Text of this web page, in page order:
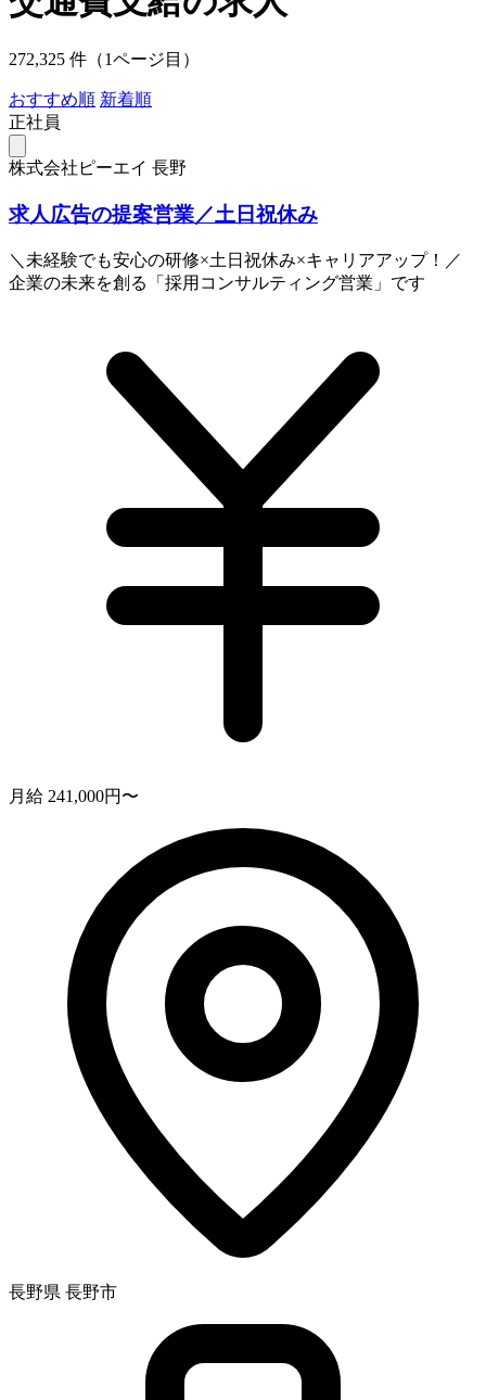
272,325 件（1ページ目）
おすすめ順 新着順
正社員
株式会社ピーエイ 長野
求人広告の提案営業／土日祝休み
＼未経験でも安心の研修×土日祝休み×キャリアアップ！／
企業の未来を創る「採用コンサルティング営業」です
月給 241,000円〜
長野県 長野市